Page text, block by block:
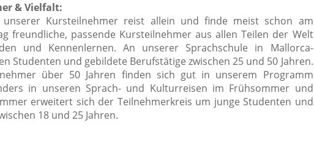
& Vielfalt:
unserer Kursteilnehmer reist allein und finde meist schon am
freundliche, passende Kursteilnehmer aus allen Teilen der Welt
und Kennenlernen. An unserer Sprachschule in Mallorca-
Studenten und gebildete Berufstätige zwischen 25 und 50 Jahren.
über 50 Jahren finden sich gut in unserem Programm
in unseren Sprach- und Kulturreisen im Frühsommer und
erweitert sich der Teilnehmerkreis um junge Studenten und
18 und 25 Jahren.